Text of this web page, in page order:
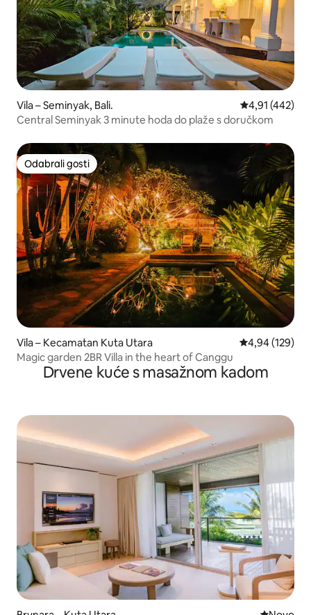
Vila – Seminyak, Bali. Prosječna
4,91 (442)
Central Seminyak 3 minute hoda do plaže s doručkom
Odabrali gosti
Odabrali gosti
Vila – Kecamatan Kuta Utara Prosječna
4,94 (129)
Magic garden 2BR Villa in the heart of Canggu
Drvene kuće s masažnom kadom